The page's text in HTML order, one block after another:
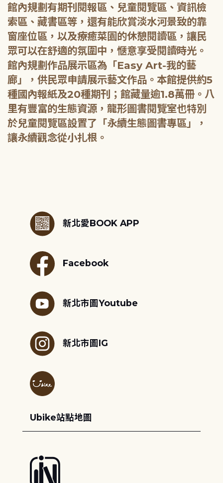
館內規劃有期刊閱報區、兒童閱覽區、資訊檢
索區、藏書區等，還有能欣賞淡水河景致的靠
窗座位區，以及療癒菜園的休憩閱讀區，讓民
眾可以在舒適的氛圍中，愜意享受閱讀時光。
館內規劃作品展示區為「Easy Art-我的藝
廊」，供民眾申請展示藝文作品。本館提供約5
種國內報紙及20種期刊；館藏量逾1.8萬冊。八
里有豐富的生態資源，龍形圖書閱覽室也特別
於兒童閱覽區設置了「永續生態圖書專區」，
新北愛BOOK APP
Facebook
新北市圖Youtube
新北市圖IG
Ubike站點地圖